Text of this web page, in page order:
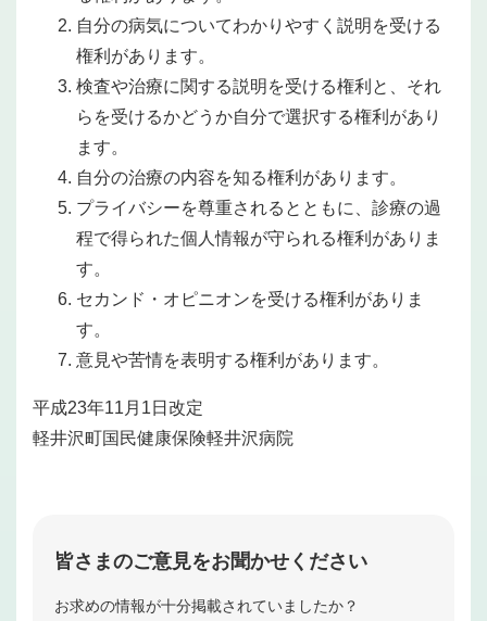
自分の病気についてわかりやすく説明を受ける
権利があります。
検査や治療に関する説明を受ける権利と、それ
らを受けるかどうか自分で選択する権利があり
ます。
自分の治療の内容を知る権利があります。
プライバシーを尊重されるとともに、診療の過
程で得られた個人情報が守られる権利がありま
す。
セカンド・オピニオンを受ける権利がありま
す。
意見や苦情を表明する権利があります。
平成23年11月1日改定
軽井沢町国民健康保険軽井沢病院
皆さまのご意見をお聞かせください
お求めの情報が十分掲載されていましたか？